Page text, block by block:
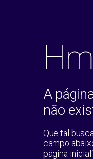
A
não
Que tal
campo
página